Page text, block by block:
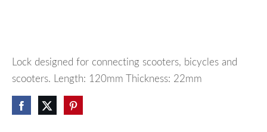
Lock designed for connecting scooters, bicycles and
scooters. Length: 120mm Thickness: 22mm